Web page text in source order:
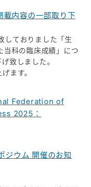
載内容の一部取り下
しておりました「生
当科の臨床成績」につ
致しました。
ます。
Federation of
2025：
ジウム 開催のお知